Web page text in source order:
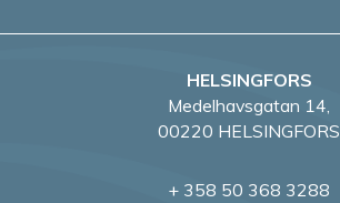
HELSINGFORS
Medelhavsgatan 14,
00220 HELSINGFORS
+ 358 50 368 3288